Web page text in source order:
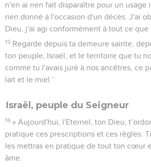
n'en ai rien fait disparaître pour un usage
rien donné à l'occasion d'un décès. J'ai
Dieu, j'ai agi conformément à tout ce que
15 Regarde depuis ta demeure sainte,
ton peuple, Israël, et le territoire que tu
comme tu l'avais juré à nos ancêtres, ce
lait et le miel.’
Israël, peuple du Seigneur
16 » Aujourd'hui, l'Eternel, ton Dieu,
pratique ces prescriptions et ces règles.
les mettras en pratique de tout ton cœur
âme.